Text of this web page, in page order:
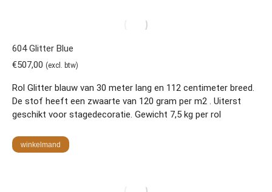
604 Glitter Blue
€507,00 (excl. btw)
Rol Glitter blauw van 30 meter lang en 112 centimeter breed.
De stof heeft een zwaarte van 120 gram per m2 . Uiterst
geschikt voor stagedecoratie. Gewicht 7,5 kg per rol
winkelmand